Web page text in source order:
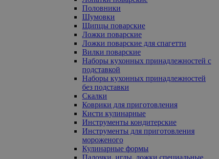
Половники
Шумовки
Щипцы поварские
Ложки поварские
Ложки поварские для спагетти
Вилки поварские
Наборы кухонных принадлежностей с
подставкой
Наборы кухонных принадлежностей
без подставки
Скалки
Коврики для приготовления
Кисти кулинарные
Инструменты кондитерские
Инструменты для приготовления
мороженого
Кулинарные формы
Палочки, иглы, ложки специальные